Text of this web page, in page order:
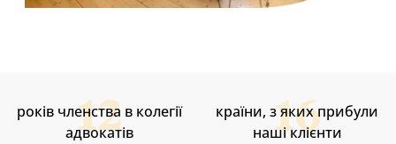
років членства в колегії
адвокатів
країни, з яких прибули
наші клієнти